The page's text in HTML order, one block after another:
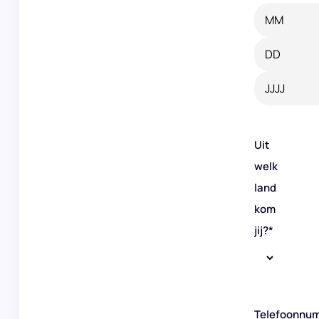
Uit
welk
land
kom
jij?*